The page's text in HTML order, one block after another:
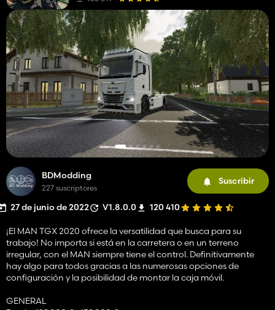
BDModding
227 suscriptores
Suscribir
27 de junio de 2022 V1.8.0.0 120 410
¡El MAN TGX 2020 ofrece la versatilidad que busca para su
trabajo! No importa si está en la carretera o en un terreno
irregular, con el MAN siempre tiene el control. Definitivamente
hay algo para todos gracias a las numerosas opciones de
configuración y la posibilidad de montar la caja móvil.
GENERAL